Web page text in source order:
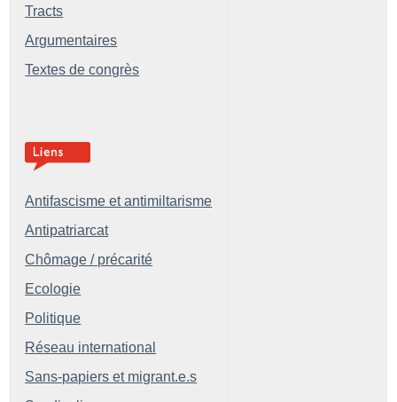
Tracts
Argumentaires
Textes de congrès
Antifascisme et antimiltarisme
Antipatriarcat
Chômage / précarité
Ecologie
Politique
Réseau international
Sans-papiers et migrant.e.s